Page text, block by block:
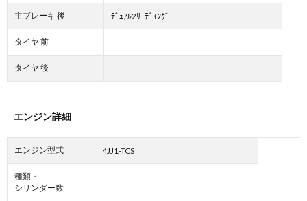
主ブレーキ 後 ﾃﾞｭｱﾙ2ﾘｰﾃﾞｨﾝｸﾞ
タイヤ 前
タイヤ 後
エンジン詳細
エンジン型式 4JJ1-TCS
種類・
シリンダー数